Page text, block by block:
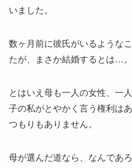
いました。
数ヶ月前に彼氏がいるような
たが、まさか結婚するとは…。
とはいえ母も一人の女性、一
子の私がとやかく言う権利は
つもりもありません。
母が選んだ道なら、なんであ